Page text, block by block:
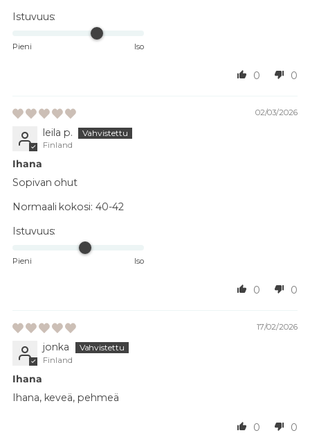
Istuvuus:
Pieni Iso
0 0
02/03/2026
leila p.
Finland
Ihana
Sopivan ohut
Normaali kokosi: 40-42
Istuvuus:
Pieni Iso
0 0
17/02/2026
jonka
Finland
Ihana
Ihana, keveä, pehmeä
0 0